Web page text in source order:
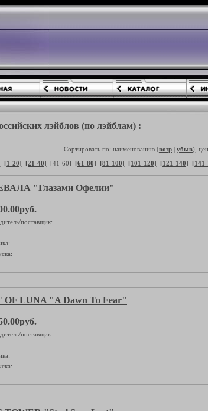
лэйблов (по лэйблам) :
Сортировать по: наименованию (возр | убыв),
[1-20] [21-40] [41-60] [61-80] [81-100] [101-120] [121-140]
"Глазами Офелии"
поставщик:
OF LUNA "A Dawn To Fear"
поставщик: